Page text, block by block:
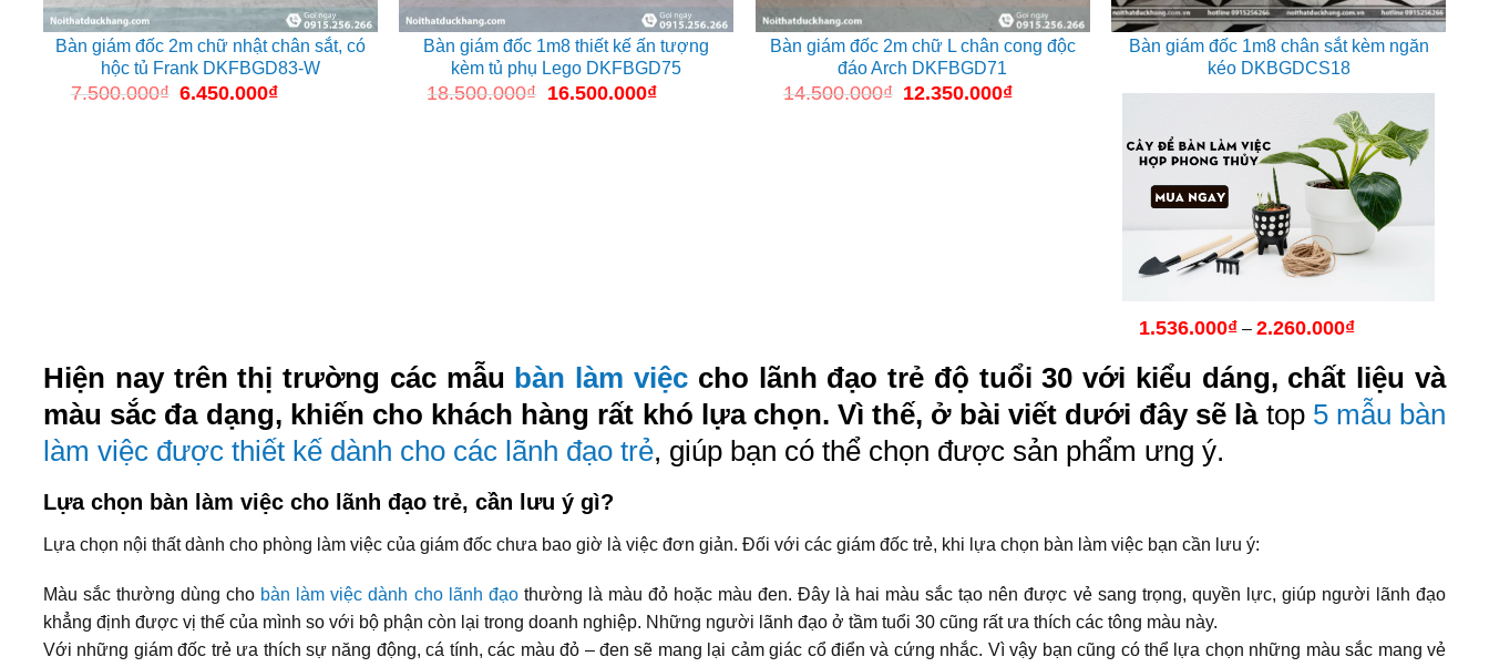
Bàn giám đốc 2m chữ nhật chân sắt, có
hộc tủ Frank DKFBGD83-W
7.500.000₫ Giá
6.450.000₫Giá
Bàn giám đốc 1m8 thiết kế ấn tượng
kèm tủ phụ Lego DKFBGD75
18.500.000₫
Giá
16.500.000₫Giá
Bàn giám đốc 2m chữ L chân cong độc
đáo Arch DKFBGD71
14.500.000₫
Giá
12.350.000₫Giá
Bàn giám đốc 1m8 chân sắt kèm ngăn
kéo DKBGDCS18
1.536.000₫ – 2.260.000₫Khoảng
1.536.000₫
đến
2.260.000₫
Hiện nay trên thị trường các mẫu bàn làm việccho lãnh đạo trẻ độ tuổi 30 với kiểu dáng, chất liệu và
màu sắc đa dạng, khiến cho khách hàng rất khó lựa chọn. Vì thế, ở bài viết dưới đây sẽ làtop 5 mẫu bàn
làm việc được thiết kế dành cho các lãnh đạo trẻ, giúp bạn có thể chọn được sản phẩm ưng ý.
Lựa chọn bàn làm việc cho lãnh đạo trẻ, cần lưu ý gì?
Lựa chọn nội thất dành cho phòng làm việc của giám đốc chưa bao giờ là việc đơn giản. Đối với các giám đốc trẻ, khi lựa chọn bàn làm việc bạn cần lưu ý:
Màu sắc thường dùng cho bàn làm việc dành cho lãnh đạothường là màu đỏ hoặc màu đen. Đây là hai màu sắc tạo nên được vẻ sang trọng, quyền lực, giúp người lãnh đạo
khẳng định được vị thế của mình so với bộ phận còn lại trong doanh nghiệp. Những người lãnh đạo ở tầm tuổi 30 cũng rất ưa thích các tông màu này.
Với những giám đốc trẻ ưa thích sự năng động, cá tính, các màu đỏ – đen sẽ mang lại cảm giác cổ điển và cứng nhắc. Vì vậy bạn cũng có thể lựa chọn những màu sắc mang vẻ